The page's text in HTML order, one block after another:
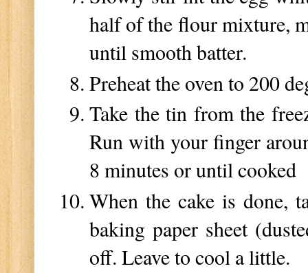
half of the flour mixture,
until smooth batter.
Preheat the oven to 200
Take the tin from the
Run with your finger
8 minutes or until
When the cake is done,
baking paper sheet
off. Leave to cool a little.